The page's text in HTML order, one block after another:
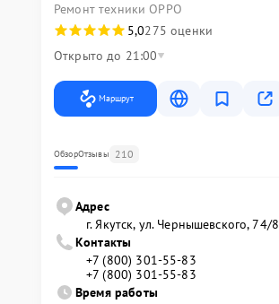
Ремонт техники OPPO
5,0275 оценки
Открыто до 21:00
Маршрут
ОбзорОтзывы 210
Адрес
г. Якутск, ул. Чернышевского, 74/8
Контакты
+7 (800) 301-55-83
+7 (800) 301-55-83
Время работы